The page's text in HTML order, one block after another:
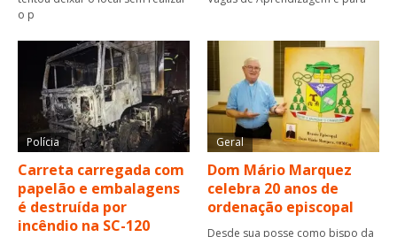
o p
Polícia
Carreta carregada com
papelão e embalagens
é destruída por
incêndio na SC-120
Geral
Dom Mário Marquez
celebra 20 anos de
ordenação episcopal
Desde sua posse como bispo da